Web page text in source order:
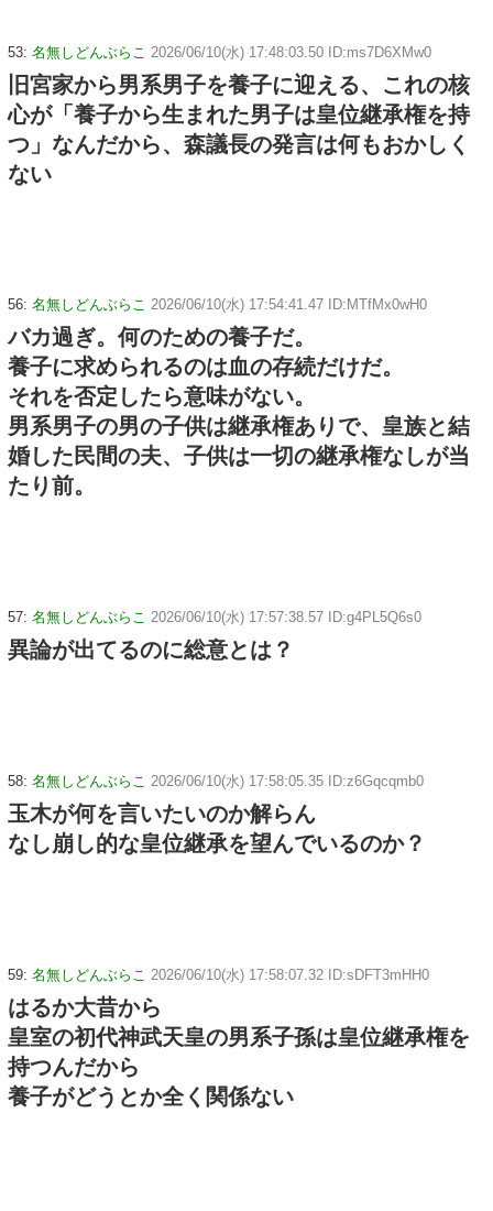
53: 名無しどんぶらこ 2026/06/10(水) 17:48:03.50 ID:ms7D6XMw0
旧宮家から男系男子を養子に迎える、これの核
心が「養子から生まれた男子は皇位継承権を持
つ」なんだから、森議長の発言は何もおかしく
ない
56: 名無しどんぶらこ 2026/06/10(水) 17:54:41.47 ID:MTfMx0wH0
バカ過ぎ。何のための養子だ。
養子に求められるのは血の存続だけだ。
それを否定したら意味がない。
男系男子の男の子供は継承権ありで、皇族と結
婚した民間の夫、子供は一切の継承権なしが当
たり前。
57: 名無しどんぶらこ 2026/06/10(水) 17:57:38.57 ID:g4PL5Q6s0
異論が出てるのに総意とは？
58: 名無しどんぶらこ 2026/06/10(水) 17:58:05.35 ID:z6Gqcqmb0
玉木が何を言いたいのか解らん
なし崩し的な皇位継承を望んでいるのか？
59: 名無しどんぶらこ 2026/06/10(水) 17:58:07.32 ID:sDFT3mHH0
はるか大昔から
皇室の初代神武天皇の男系子孫は皇位継承権を
持つんだから
養子がどうとか全く関係ない